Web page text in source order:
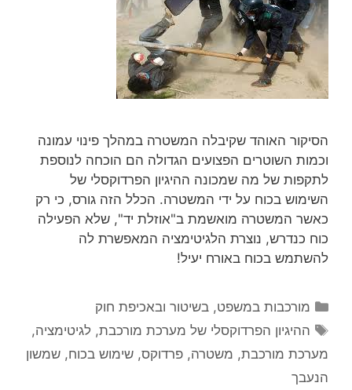
הסיקור האוהד שקיבלה המשטרה במהלך פינוי עמונה
וכמות השוטרים הפצועים הגדולה הם הוכחה לנוספת
לתקפות של מה שמכונה ההיגיון הפרדוקסלי של
השימוש בכוח על ידי המשטרה. הכלל הזה גורס, כי רק
כאשר המשטרה מואשמת ב"אוזלת יד", שלא הפעילה
כוח כנדרש, נוצרת הלגיטימציה המאפשרת לה
להשתמש בכוח באורח יעיל!
קטגוריות
מורכבות במשפט, בשיטור ובאכיפת חוק
תגיות
ההיגיון הפרדוקסלי של מערכת מורכבת, לגיטימציה,
מערכת מורכבת, משטרה, פרדוקס, שימוש בכוח, שמשון
הנעבך